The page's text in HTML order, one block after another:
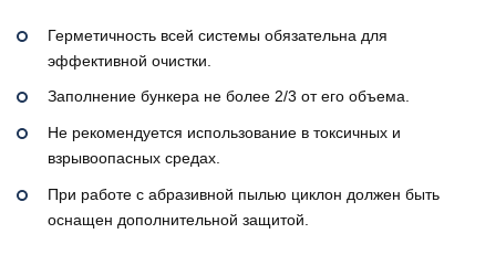
Герметичность всей системы обязательна для
эффективной очистки.
Заполнение бункера не более 2/3 от его объема.
Не рекомендуется использование в токсичных и
взрывоопасных средах.
При работе с абразивной пылью циклон должен быть
оснащен дополнительной защитой.